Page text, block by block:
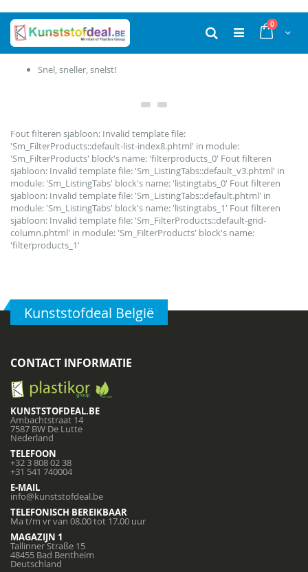
Ga
naar
inhoud
Cart
0producten
Zoek
Snel, sneller, snelst!
Fout filteren sjabloon: Invalid template file:
'Sm_FilterProducts::default-list-index8.phtml' in module:
'Sm_FilterProducts' block's name: 'filterproducts_0' Fout filteren
sjabloon: Invalid template file: 'Sm_ListingTabs::default_v3.phtml' in
module: 'Sm_ListingTabs' block's name: 'listingtabs_0' Fout filteren
sjabloon: Invalid template file: 'Sm_ListingTabs::default.phtml' in
module: 'Sm_ListingTabs' block's name: 'listingtabs_1' Fout filteren
sjabloon: Invalid template file: 'Sm_FilterProducts::default-grid-
column.phtml' in module: 'Sm_FilterProducts' block's name:
'filterproducts_1'
Kunststofdeal België
CONTACT INFORMATIE
KUNSTSTOFDEAL.BE
Ambachtstraat 14
7587 BW De Lutte
Nederland
TELEFOON
+32 3 808 02 38
+31 541 740004
E-MAIL
info@kunststofdeal.be
TELEFONISCH BEREIKBAAR
Ma t/m vr van 08.00 tot 17.00 uur
MAGAZIJN 1
Tallinner Straße 15
48455 Bad Bentheim
Deutschland